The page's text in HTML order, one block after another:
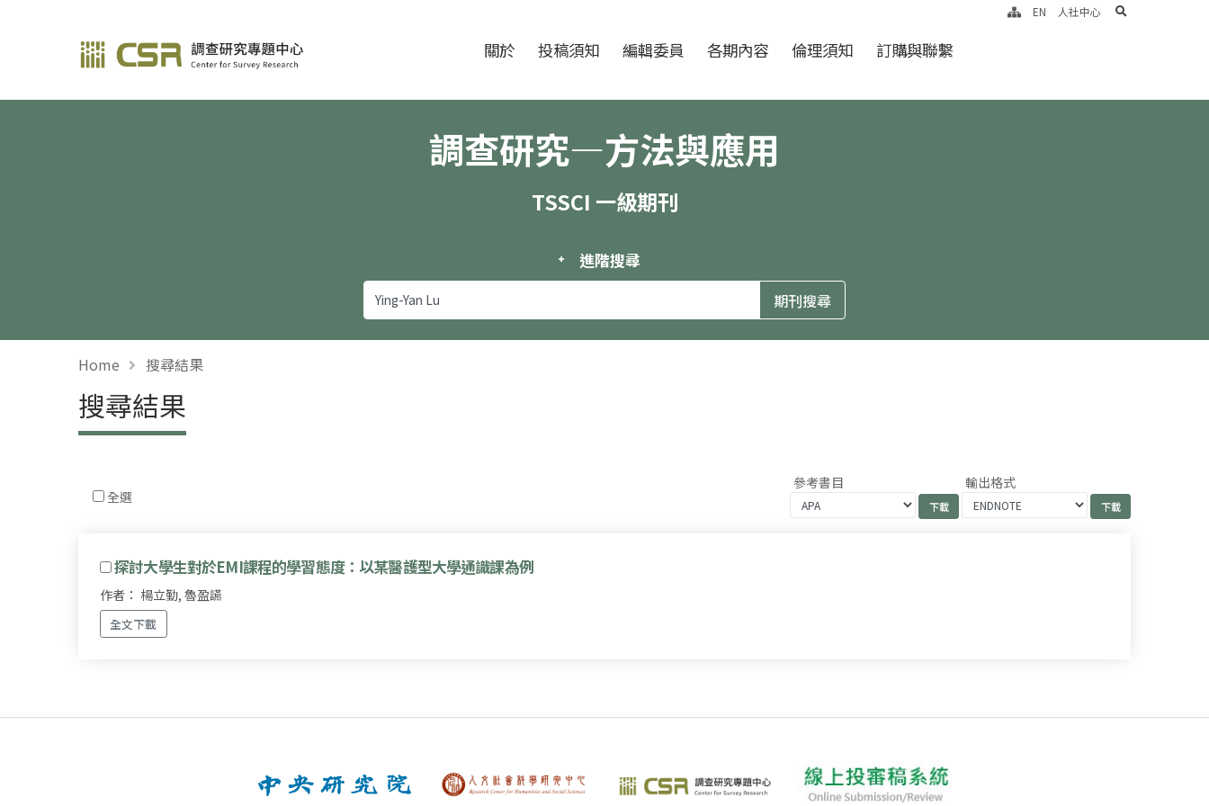
調查研究—方法與應用期刊 關於 投稿須知 編輯委員 各期內容 倫理須知 訂購與聯繫
EN 人社中心 search
調查研究—方法與應用
TSSCI 一級期刊
進階搜尋
Home 搜尋結果
搜尋結果
全選
參考書目 輸出格式
探討大學生對於EMI課程的學習態度：以某醫護型大學通識課為例
作者： 楊立勤, 魯盈讌
全文下載